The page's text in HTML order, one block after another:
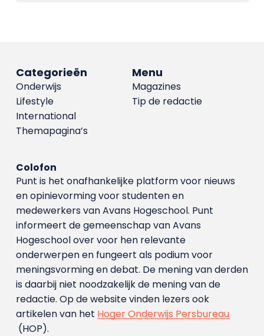
Menu
Magazines
Tip de redactie
Categorieën
Onderwijs
Lifestyle
International
Themapagina’s
Colofon
Punt is het onafhankelijke platform voor nieuws
en opinievorming voor studenten en
medewerkers van Avans Hoge­school. Punt
informeert de gemeenschap van Avans
Hogeschool over voor hen relevante
onderwerpen en fungeert als podium voor
meningsvorming en debat. De mening van derden
is daarbij niet noodzakelijk de mening van de
redactie. Op de website vinden lezers ook
artikelen van het Hoger Onderwijs Persbureau
(HOP).